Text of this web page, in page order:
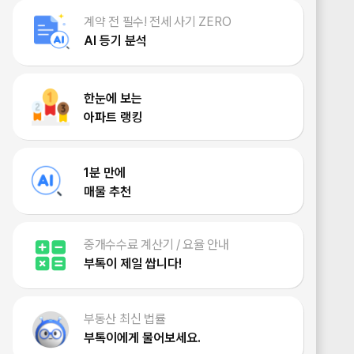
계약 전 필수! 전세 사기 ZERO
AI 등기 분석
한눈에 보는
아파트 랭킹
1분 만에
매물 추천
중개수수료 계산기 / 요율 안내
부톡이 제일 쌉니다!
부동산 최신 법률
부톡이에게 물어보세요.